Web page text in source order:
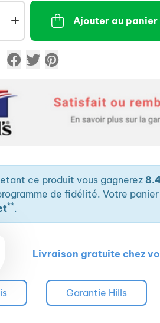
Ajouter au panier
ce produit vous gagnerez
de fidélité. Votre
**.
Livraison gratuite chez
Garantie Hills